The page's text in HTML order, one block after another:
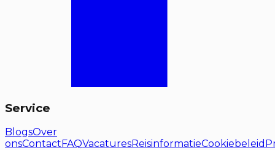
Service
BlogsOver
onsContact FAQVacaturesReisinformatieCookiebeleid